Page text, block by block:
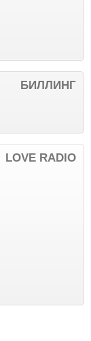
БИЛЛИНГ
LOVE RADIO